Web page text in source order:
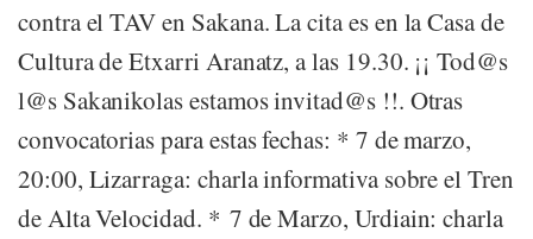
contra el TAV en Sakana. La cita es en la Casa de
Cultura de Etxarri Aranatz, a las 19.30. ¡¡ Tod@s
l@s Sakanikolas estamos invitad@s !!. Otras
convocatorias para estas fechas: * 7 de marzo,
20:00, Lizarraga: charla informativa sobre el Tren
de Alta Velocidad. * 7 de Marzo, Urdiain: charla